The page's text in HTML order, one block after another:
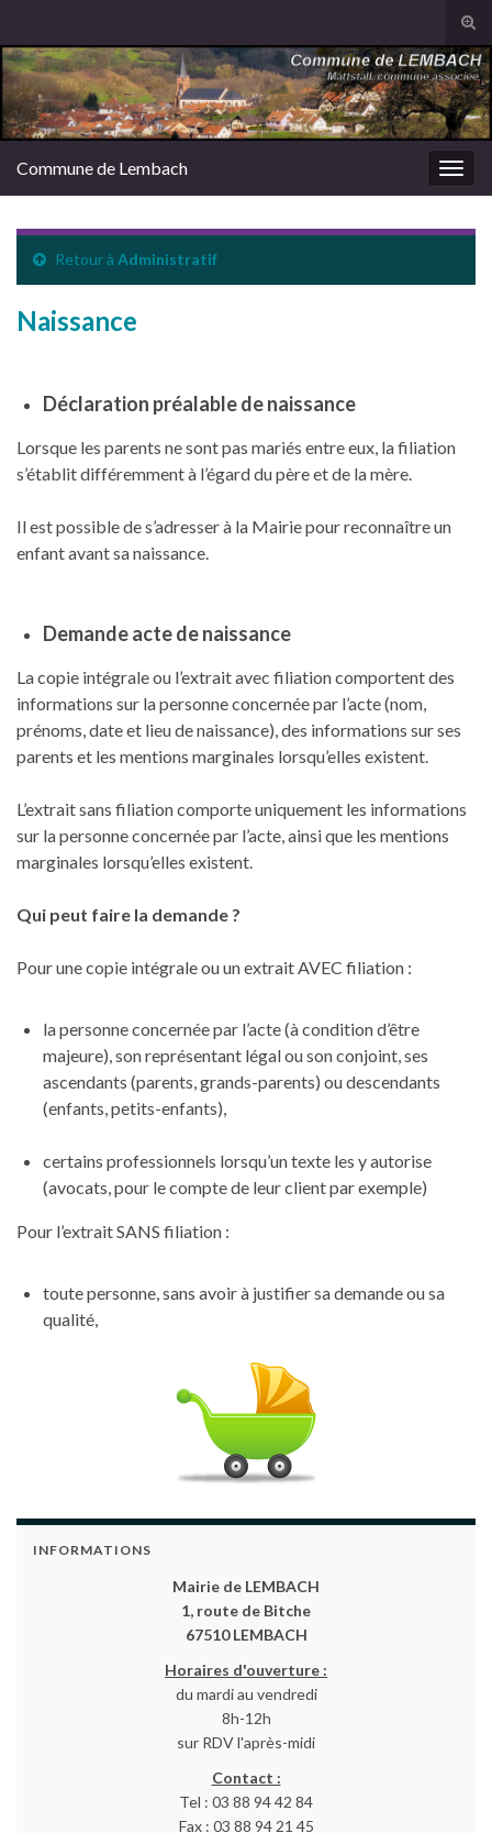
Search for:
Commune de Lembach
Retour à Administratif
Naissance
Déclaration préalable de naissance
Lorsque les parents ne sont pas mariés entre eux, la filiation
s’établit différemment à l’égard du père et de la mère.
Il est possible de s’adresser à la Mairie pour reconnaître un
enfant avant sa naissance.
Demande acte de naissance
La copie intégrale ou l’extrait avec filiation comportent des
informations sur la personne concernée par l’acte (nom,
prénoms, date et lieu de naissance), des informations sur ses
parents et les mentions marginales lorsqu’elles existent.
L’extrait sans filiation comporte uniquement les informations
sur la personne concernée par l’acte, ainsi que les mentions
marginales lorsqu’elles existent.
Qui peut faire la demande ?
Pour une copie intégrale ou un extrait AVEC filiation :
la personne concernée par l’acte (à condition d’être
majeure), son représentant légal ou son conjoint, ses
ascendants (parents, grands-parents) ou descendants
(enfants, petits-enfants),
certains professionnels lorsqu’un texte les y autorise
(avocats, pour le compte de leur client par exemple)
Pour l’extrait SANS filiation :
toute personne, sans avoir à justifier sa demande ou sa
qualité,
INFORMATIONS
Mairie de LEMBACH
1, route de Bitche
67510 LEMBACH
Horaires d'ouverture :
du mardi au vendredi
8h-12h
sur RDV l'après-midi
Contact :
Tel : 03 88 94 42 84
Fax : 03 88 94 21 45